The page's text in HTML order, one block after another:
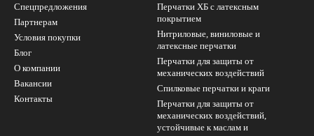
Спецпредложения
Партнерам
Условия покупки
Блог
О компании
Вакансии
Контакты
Перчатки ХБ с латексным
покрытием
Нитриловые, виниловые и
латексные перчатки
Перчатки для защиты от
механических воздействий
Cпилковые перчатки и краги
Перчатки для защиты от
механических воздействий,
устойчивые к маслам и